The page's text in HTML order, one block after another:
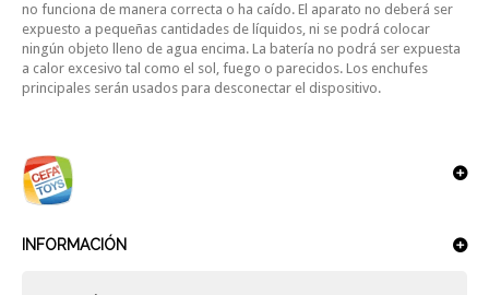
no funciona de manera correcta o ha caído. El aparato no deberá ser
expuesto a pequeñas cantidades de líquidos, ni se podrá colocar
ningún objeto lleno de agua encima. La batería no podrá ser expuesta
a calor excesivo tal como el sol, fuego o parecidos. Los enchufes
principales serán usados para desconectar el dispositivo.
INFORMACIÓN